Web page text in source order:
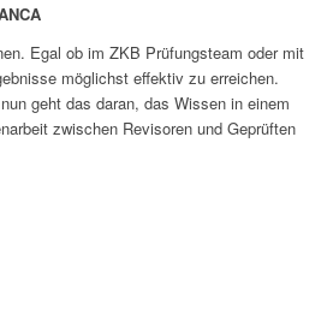
Egal ob im ZKB Prüfungsteam oder mit
möglichst effektiv zu erreichen.
geht das daran, das Wissen in einem
zwischen Revisoren und Geprüften